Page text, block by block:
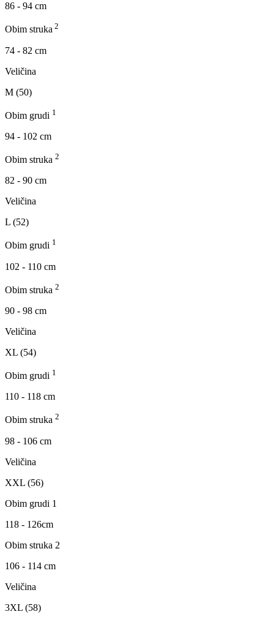
86 - 94 cm
Obim struka 2
74 - 82 cm
Veličina
M (50)
Obim grudi 1
94 - 102 cm
Obim struka 2
82 - 90 cm
Veličina
L (52)
Obim grudi 1
102 - 110 cm
Obim struka 2
90 - 98 cm
Veličina
XL (54)
Obim grudi 1
110 - 118 cm
Obim struka 2
98 - 106 cm
Veličina
XXL (56)
Obim grudi 1
118 - 126cm
Obim struka 2
106 - 114 cm
Veličina
3XL (58)